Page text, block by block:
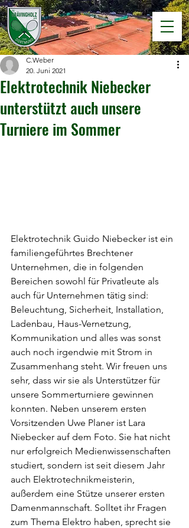
Elektrotechnik Niebecker
unterstützt auch unsere
Turniere im Sommer
C.Weber
20. Juni 2021
Elektrotechnik Guido Niebecker ist ein
familiengeführtes Brechtener
Unternehmen, die in folgenden
Bereichen sowohl für Privatleute als
auch für Unternehmen tätig sind:
Beleuchtung, Sicherheit, Installation,
Ladenbau, Haus-Vernetzung,
Kommunikation und alles was sonst
auch noch irgendwie mit Strom in
Zusammenhang steht. Wir freuen uns
sehr, dass wir sie als Unterstützer für
unsere Sommerturniere gewinnen
konnten. Neben unserem ersten
Vorsitzenden Uwe Planer ist Lara
Niebecker auf dem Foto. Sie hat nicht
nur erfolgreich Medienwissenschaften
studiert, sondern ist seit diesem Jahr
auch Elektrotechnikmeisterin,
außerdem eine Stütze unserer ersten
Damenmannschaft. Solltet ihr Fragen
zum Thema Elektro haben, sprecht sie